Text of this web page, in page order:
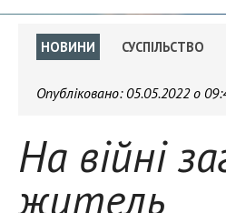
НОВИНИ СУСПІЛЬСТВО
Опубліковано: 05.05.2022 о
На війні
житель